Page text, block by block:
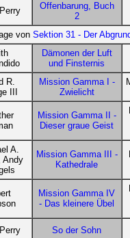
Offenbarung, Buch
2
von Sektion 31 - Der
Dämonen der Luft
und Finsternis
R.
III
Mission Gamma I -
Zwielicht
Mission Gamma II -
Dieser graue Geist
A.
Andy
Mission Gamma III -
Kathedrale
Mission Gamma IV
- Das kleinere Übel
So der Sohn